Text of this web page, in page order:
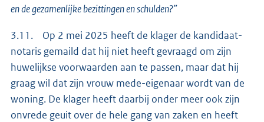
en de gezamenlijke bezittingen en schulden?”
3.11. Op 2 mei 2025 heeft de klager de kandidaat-
notaris gemaild dat hij niet heeft gevraagd om zijn
huwelijkse voorwaarden aan te passen, maar dat hij
graag wil dat zijn vrouw mede-eigenaar wordt van de
woning. De klager heeft daarbij onder meer ook zijn
onvrede geuit over de hele gang van zaken en heeft